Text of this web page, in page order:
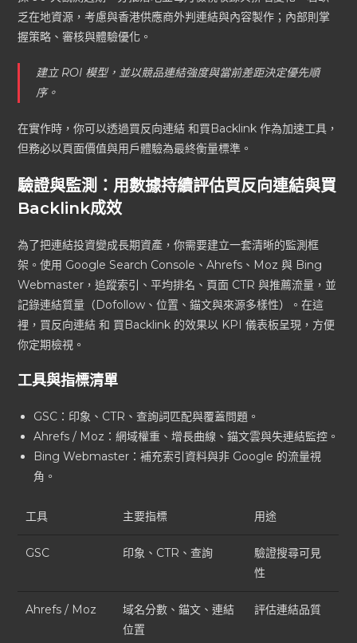
乏在地資源，考慮與香港供應商外判連結與內容製作；內部則掌
握策略、審核與體驗優化。
建立 ROI 模型，並以競品連結強度與當前差距決定優先順
序。
在實作時，你可以透過買反向連結 和買Backlink 作為加速工具，
但務必以頁面價值與用戶體驗為最終衡量標準。
驗證與監測：用數據持續評估買反向連結與買
Backlink成效
為了把連結投資變成長期資產，你需要建立一套清晰的監測框
架。使用 Google Search Console、Ahrefs、Moz 與 Bing
Webmaster，追蹤索引、平均排名、頁面 CTR 與推薦流量，並
記錄連結質量（Dofollow、位置、錨文與來源多樣性）。在這
裡，買反向連結 和 買Backlink 的效果以 KPI 儀表板呈現，方便
你定期檢視。
工具與指標清單
GSC：印象、CTR、查詢詞匹配與覆蓋問題。
Ahrefs / Moz：網域權重、增長曲線、錨文雲與失連結監控。
Bing Webmaster：補充索引資料與非 Google 的流量視
角。
工具 主要指標 用途
GSC 印象、CTR、查詢
驗證搜尋可見
性
Ahrefs / Moz
域名分數、錨文、連結
位置
評估連結品質